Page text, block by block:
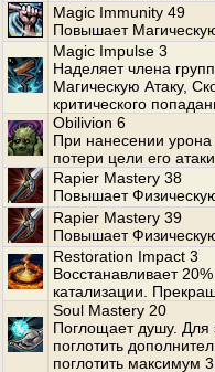
Magic Immunity 49
Повышает
Magic Impulse 3
Наделяет члена
Магическую Атаку,
критического
Obilivion 6
При нанесении
потери цели его
Rapier Mastery 38
Повышает
Rapier Mastery 39
Повышает
Restoration Impact 3
Восстанавливает
катализации.
Soul Mastery 20
Поглощает душу. Для
поглотить
поглотить максимум